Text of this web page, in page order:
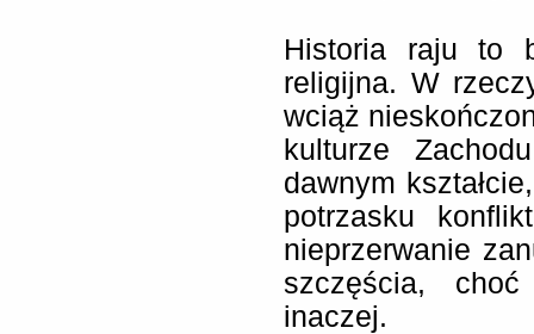
Historia raju to
religijna. W
wciąż
kulturze
dawnym
potrzasku
nieprzerwanie
szczęścia,
inaczej.